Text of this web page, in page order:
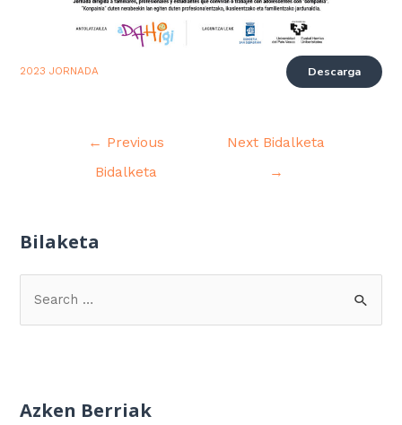
2023 JORNADA Descarga
← Previous
Bidalketa
Next Bidalketa
→
Bilaketa
Azken Berriak